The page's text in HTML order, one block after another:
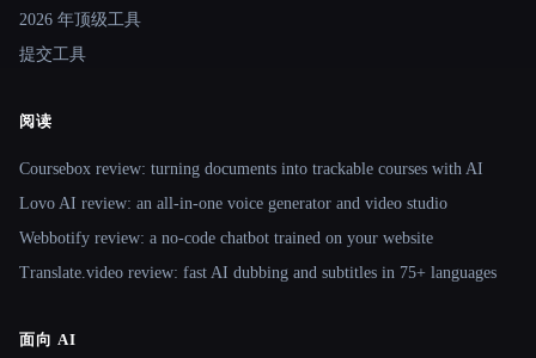
2026 年顶级工具
提交工具
阅读
Coursebox review: turning documents into trackable courses with AI
Lovo AI review: an all-in-one voice generator and video studio
Webbotify review: a no-code chatbot trained on your website
Translate.video review: fast AI dubbing and subtitles in 75+ languages
面向 AI